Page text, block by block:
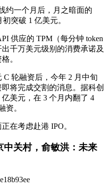
约一个月后，月之暗面的
突破 1 亿美元。
供应的 TPM（每分钟 token
千万美元级别的消费承诺及
。
C 轮融资后，今年 2 月中旬
将完成交割的消息。据科创
美元，在 3 个月内翻了 4
资。
在考虑赴港 IPO。
中关村，俞敏洪：未来